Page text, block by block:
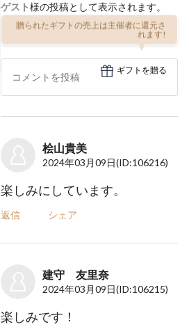
ゲスト様の投稿として表示されます。
贈られたギフトの売上は主催者に還元さ
れます!
ギフトを贈る
桧山貴美
2024年03月09日(ID:106216)
楽しみにしています。
返信 シェア
建守 友里奈
2024年03月09日(ID:106215)
楽しみです！